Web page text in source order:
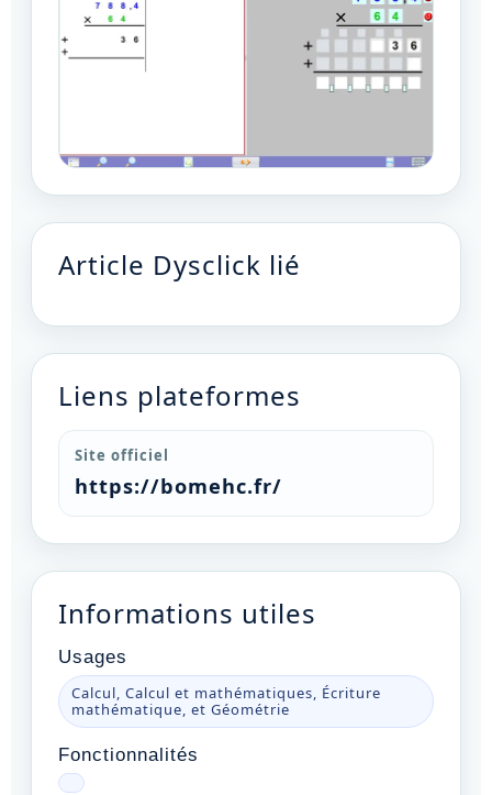
Article Dysclick lié
Liens plateformes
Site officiel
https://bomehc.fr/
Informations utiles
Usages
Calcul, Calcul et mathématiques, Écriture
mathématique, et Géométrie
Fonctionnalités